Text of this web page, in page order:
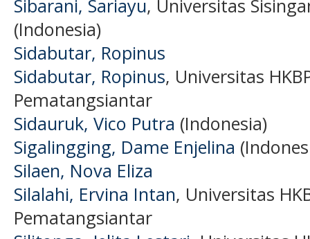
Sibarani, Sariayu, Universitas
(Indonesia)
Sidabutar, Ropinus
Sidabutar, Ropinus, Universitas
Pematangsiantar
Sidauruk, Vico Putra (Indonesia)
Sigalingging, Dame Enjelina
Silaen, Nova Eliza
Silalahi, Ervina Intan, Universitas
Pematangsiantar